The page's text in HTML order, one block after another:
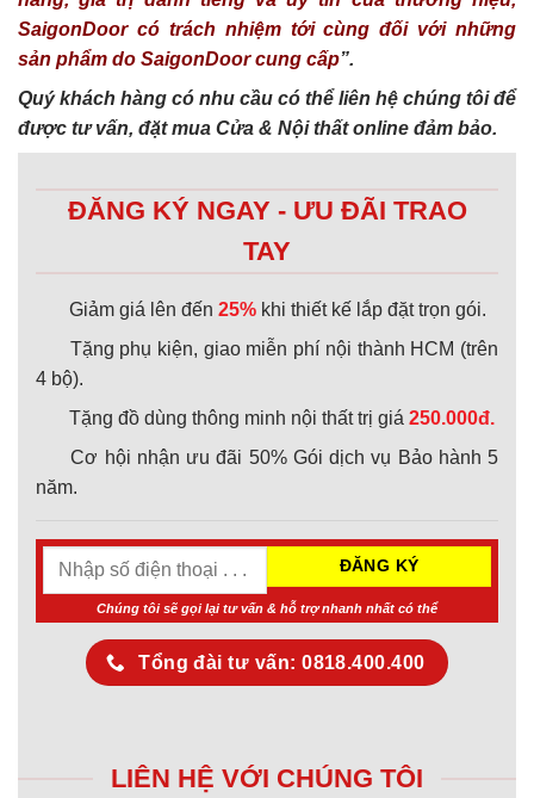
SaigonDoor có trách nhiệm tới cùng đối với những
sản phẩm do SaigonDoor cung cấp”.
Quý khách hàng có nhu cầu có thể liên hệ chúng tôi để
được tư vấn, đặt mua Cửa & Nội thất online đảm bảo.
ĐĂNG KÝ NGAY - ƯU ĐÃI TRAO
TAY
Giảm giá lên đến 25% khi thiết kế lắp đặt trọn gói.
Tặng phụ kiện, giao miễn phí nội thành HCM (trên
4 bộ).
Tặng đồ dùng thông minh nội thất trị giá 250.000đ.
Cơ hội nhận ưu đãi 50% Gói dịch vụ Bảo hành 5
năm.
Chúng tôi sẽ gọi lại tư vấn & hỗ trợ nhanh nhất có thể
Tổng đài tư vấn: 0818.400.400
LIÊN HỆ VỚI CHÚNG TÔI